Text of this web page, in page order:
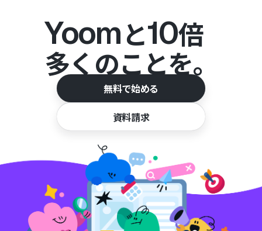
Yoomと10倍
多くのことを。
無料で始める
資料請求